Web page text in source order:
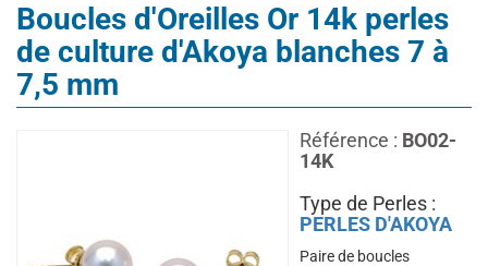
Boucles d'Oreilles Or 14k perles
de culture d'Akoya blanches 7 à
7,5 mm
Référence : BO02-
14K
Type de Perles :
PERLES D'AKOYA
Paire de boucles